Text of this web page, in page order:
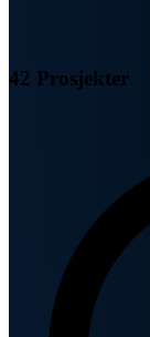
42 Prosjekter